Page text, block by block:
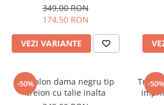
349,00 RON
174,50 RON
VEZI VARIANTE
-50%
Pantalon dama negru tip
creion cu talie inalta
-50%